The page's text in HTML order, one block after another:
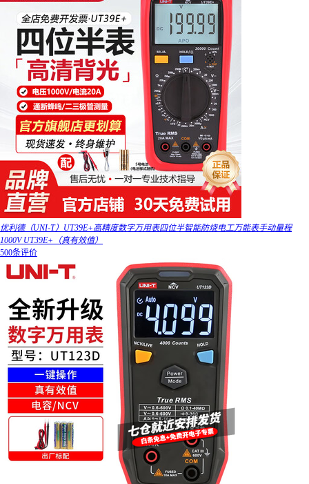
优利德（UNI-T）UT39E+高精度数字万用表四位半智能防烧电工万能表手动量程
1000V UT39E+（真有效值）
500条评价